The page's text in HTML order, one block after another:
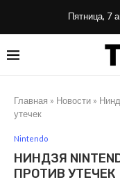
Пятница, 7
Главная » Новости »
утечек
Nintendo
НИНДЗЯ
ПРОТИВ УТЕЧЕК